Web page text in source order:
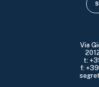
Via
t:
f: